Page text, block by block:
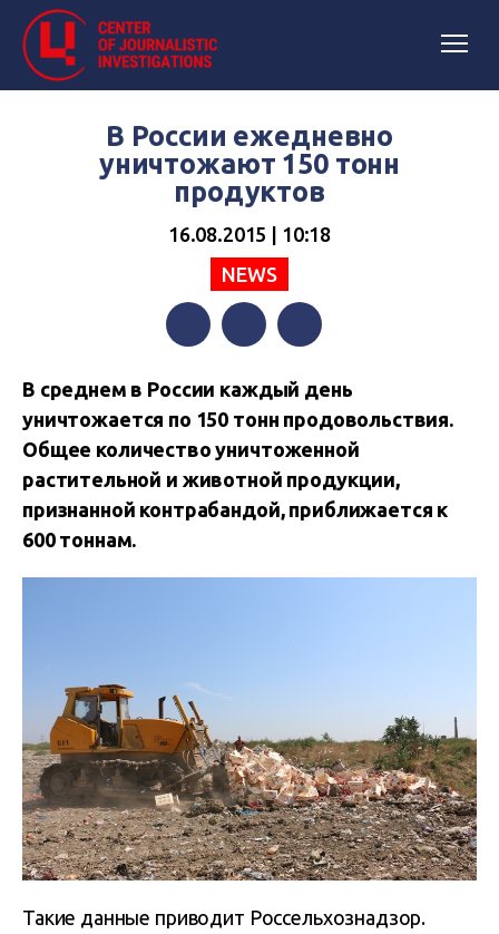
В России ежедневно
уничтожают 150 тонн
продуктов
16.08.2015 | 10:18
NEWS
В среднем в России каждый день
уничтожается по 150 тонн продовольствия.
Общее количество уничтоженной
растительной и животной продукции,
признанной контрабандой, приближается к
600 тоннам.
Такие данные приводит Россельхознадзор.